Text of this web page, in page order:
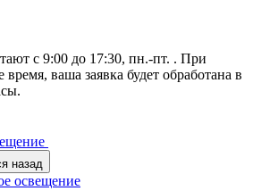
с 9:00 до 17:30, пн.-пт. . При
ваша заявка будет обработана в
назад
освещение